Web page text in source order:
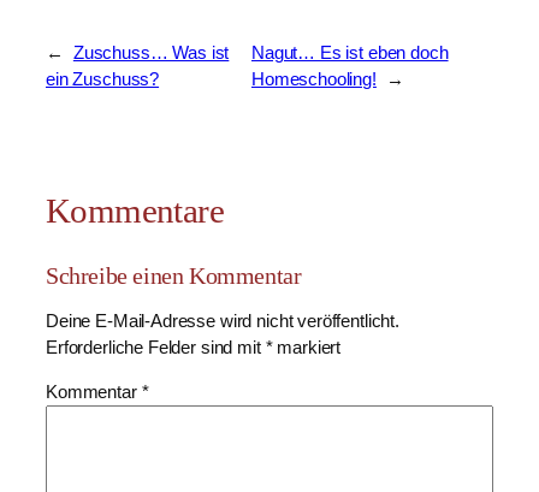
←
Zuschuss… Was ist
ein Zuschuss?
Nagut… Es ist eben doch
Homeschooling!
→
Kommentare
Schreibe einen Kommentar
Deine E-Mail-Adresse wird nicht veröffentlicht.
Erforderliche Felder sind mit *markiert
Kommentar *